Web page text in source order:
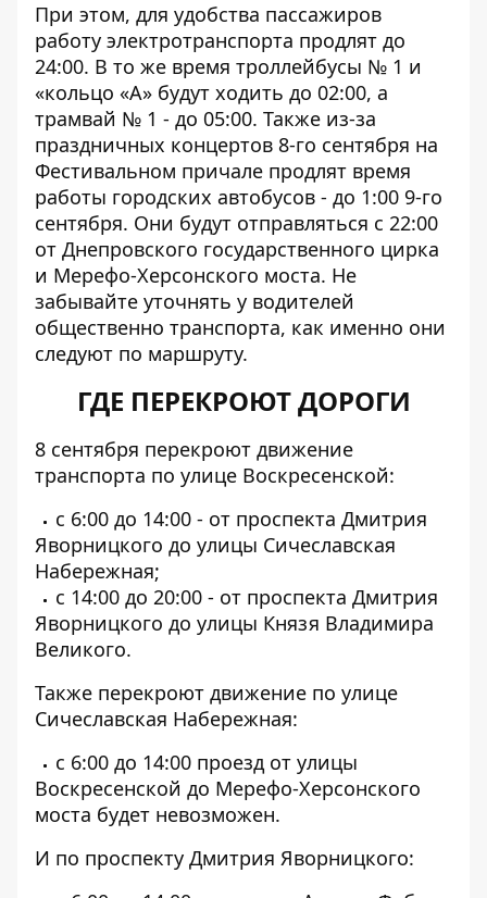
При этом, для удобства пассажиров
работу электротранспорта продлят до
24:00. В то же время троллейбусы № 1 и
«кольцо «А» будут ходить до 02:00, а
трамвай № 1 - до 05:00. Также из-за
праздничных концертов 8-го сентября на
Фестивальном причале продлят время
работы городских автобусов - до 1:00 9-го
сентября. Они будут отправляться с 22:00
от Днепровского государственного цирка
и Мерефо-Херсонского моста. Не
забывайте уточнять у водителей
общественно транспорта, как именно они
следуют по маршруту.
ГДЕ ПЕРЕКРОЮТ ДОРОГИ
8 сентября перекроют движение
транспорта по улице Воскресенской:
с 6:00 до 14:00 - от проспекта Дмитрия
Яворницкого до улицы Сичеславская
Набережная;
с 14:00 до 20:00 - от проспекта Дмитрия
Яворницкого до улицы Князя Владимира
Великого.
Также перекроют движение по улице
Сичеславская Набережная:
с 6:00 до 14:00 проезд от улицы
Воскресенской до Мерефо-Херсонского
моста будет невозможен.
И по проспекту Дмитрия Яворницкого: